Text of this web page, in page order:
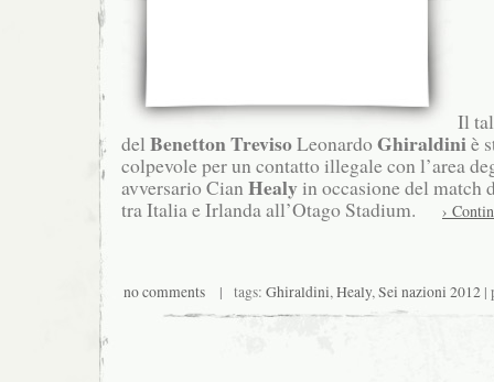
Il
del Benetton TrevisoLeonardo Ghiraldiniè
colpevole per un contatto illegale con l’area
avversario Cian Healy in occasione del match
tra Italia e Irlanda all’Otago Stadium.
›
no comments| tags: Ghiraldini,Healy,Sei nazioni 2012|